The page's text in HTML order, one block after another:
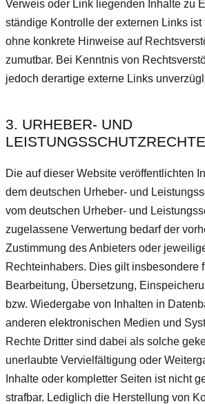
Verweis oder Link liegenden Inhalte zu
ständige Kontrolle der externen Links ist
ohne konkrete Hinweise auf
zumutbar. Bei Kenntnis von
jedoch derartige externe Links
3. URHEBER- UND
LEISTUNGSSCHUTZRECHTE
Die auf dieser Website veröffentlichten
dem deutschen Urheber- und
vom deutschen Urheber- und
zugelassene Verwertung bedarf der
Zustimmung des Anbieters oder
Rechteinhabers. Dies gilt insbesondere
Bearbeitung, Übersetzung,
bzw. Wiedergabe von Inhalten in
anderen elektronischen Medien und
Rechte Dritter sind dabei als solche
unerlaubte Vervielfältigung oder
Inhalte oder kompletter Seiten ist nicht
strafbar. Lediglich die Herstellung von